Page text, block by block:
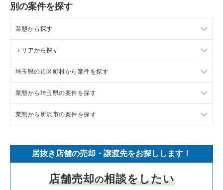
別の案件を探す
業態から探す
ラーメンの居抜き売却物件の案件一覧
フランス料理の居抜き売却物件の案件一覧
イタリア料理の居抜き売却物件の案件一覧
中華の居抜き売却物件の案件一覧
寿司の居抜き売却物件の案件一覧
焼肉の居抜き売却物件の案件一覧
エリアから探す
東京23区の飲食店の居抜き売却物件の案件一覧
東京都下の飲食店の居抜き売却物件の案件一覧
千葉県の飲食店の居抜き売却物件の案件一覧
神奈川県の飲食店の居抜き売却物件の案件一覧
大阪府の飲食店の居抜き売却物件の案件一覧
埼玉県の市区町村から案件を探す
上尾市の飲食店の居抜き売却物件の案件一覧
吉川市の飲食店の居抜き売却物件の案件一覧
さいたま市浦和区の飲食店の居抜き売却物件の案件一覧
さいたま市大宮区の飲食店の居抜き売却物件の案件一覧
業態から埼玉県の案件を探す
埼玉県のラーメンの居抜き売却物件の案件一覧
埼玉県のイタリア料理の居抜き売却物件の案件一覧
埼玉県の中華の居抜き売却物件の案件一覧
業態から所沢市の案件を探す
所沢市の焼肉の居抜き売却物件の案件一覧
所沢市のアジア料理の居抜き売却物件の案件一覧
居抜き店舗の売却・譲渡先をお探しします！
店舗売却の相談をしたい